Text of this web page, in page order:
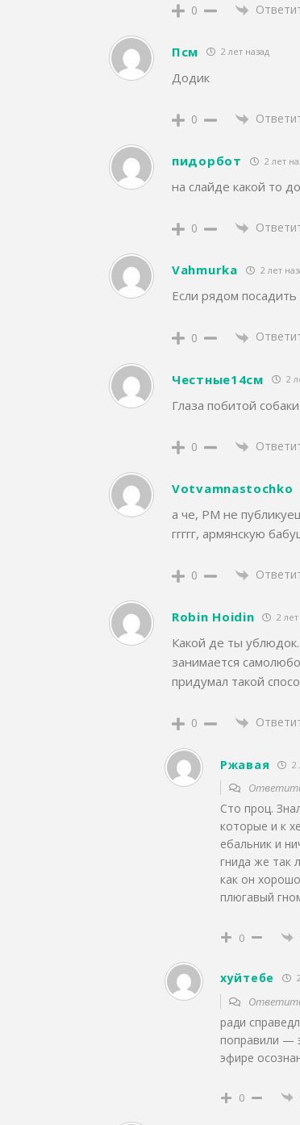
0
Псм 2 лет назад
Додик
0
пидорбот 2 лет
на слайде какой то
0
Vahmurka 2 лет
Если рядом
0
Честные14см 2
Глаза побитой собаки
0
Votvamnastochko
а че, РМ не
ггггг, армянскую
0
Robin Hoidin 2
Какой де ты
занимается
придумал такой
0
Ржавая 2
Сто проц.
которые и к
ебальник и
гнида же так
как он
плюгавый
0
хуйтебе
ради
поправили —
эфире
0